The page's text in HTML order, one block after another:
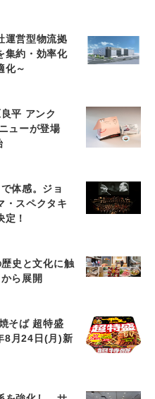
運営型物流拠
集約・効率化
化～
平 アンク
ューが登場
体感。ジョ
・スペクタキ
！
史と文化に触
ら展開
そば 超特盛
8月24日(月)新